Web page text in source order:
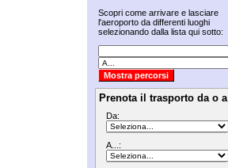
Scopri come arrivare e lasciare
l'aeroporto da differenti luoghi
selezionando dalla lista qui sotto:
Prenota il trasporto da o a
Da:
A...: